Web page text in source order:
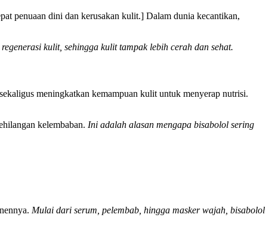
penuaan dini dan kerusakan kulit.] Dalam dunia kecantikan,
kulit, sehingga kulit tampak lebih cerah dan sehat.
meningkatkan kemampuan kulit untuk menyerap nutrisi.
kelembaban. Ini adalah alasan mengapa bisabolol sering
Mulai dari serum, pelembab, hingga masker wajah, bisabolol